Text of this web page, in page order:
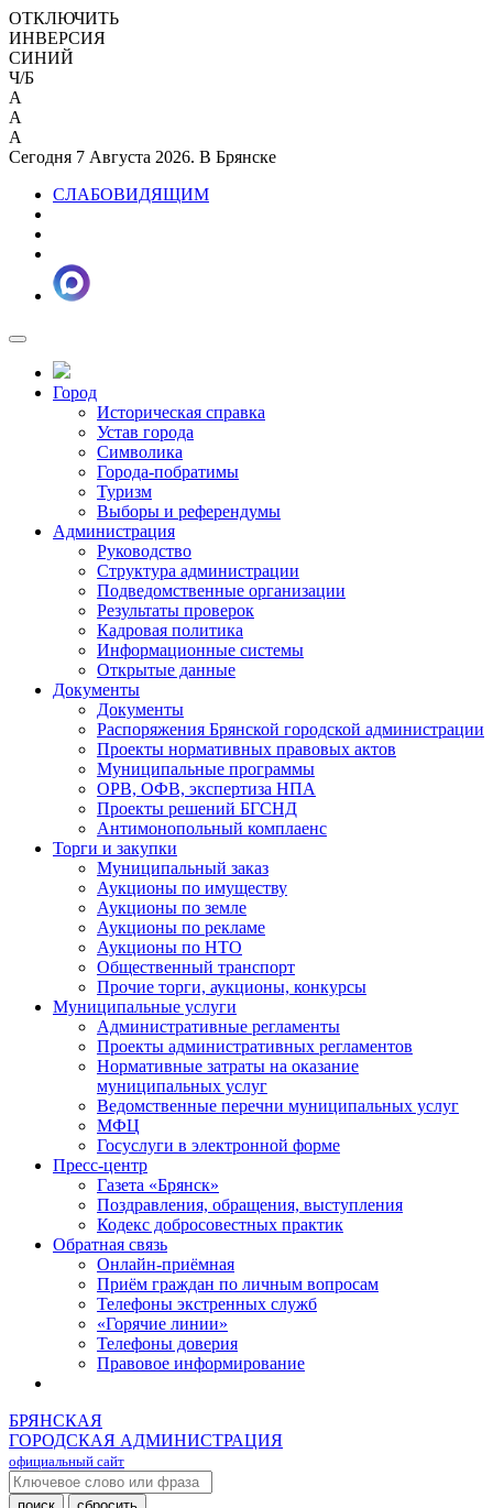
ОТКЛЮЧИТЬ
ИНВЕРСИЯ
СИНИЙ
Ч/Б
A
A
A
Сегодня 7 Августа 2026. В Брянске
СЛАБОВИДЯЩИМ
Город
Историческая справка
Устав города
Символика
Города-побратимы
Туризм
Выборы и референдумы
Администрация
Руководство
Структура администрации
Подведомственные организации
Результаты проверок
Кадровая политика
Информационные системы
Открытые данные
Документы
Документы
Распоряжения Брянской городской администрации
Проекты нормативных правовых актов
Муниципальные программы
ОРВ, ОФВ, экспертиза НПА
Проекты решений БГСНД
Антимонопольный комплаенс
Торги и закупки
Муниципальный заказ
Аукционы по имуществу
Аукционы по земле
Аукционы по рекламе
Аукционы по НТО
Общественный транспорт
Прочие торги, аукционы, конкурсы
Муниципальные услуги
Административные регламенты
Проекты административных регламентов
Нормативные затраты на оказание
муниципальных услуг
Ведомственные перечни муниципальных услуг
МФЦ
Госуслуги в электронной форме
Пресс-центр
Газета «Брянск»
Поздравления, обращения, выступления
Кодекс добросовестных практик
Обратная связь
Онлайн-приёмная
Приём граждан по личным вопросам
Телефоны экстренных служб
«Горячие линии»
Телефоны доверия
Правовое информирование
БРЯНСКАЯ
ГОРОДСКАЯ АДМИНИСТРАЦИЯ
официальный сайт